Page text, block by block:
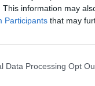
This information may
Participants that may
Data Processing Opt